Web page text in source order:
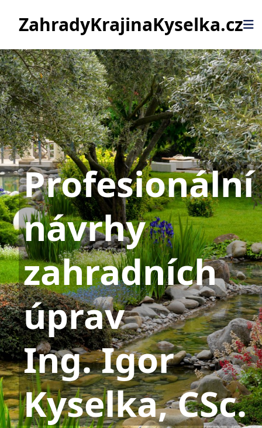
ZahradyKrajinaKyselka.cz
Profesionální
návrhy
zahradních
úprav
Ing. Igor
Kyselka, CSc.